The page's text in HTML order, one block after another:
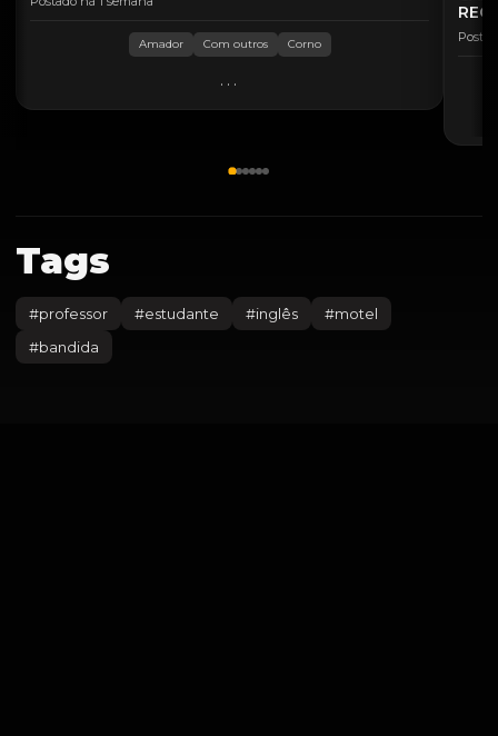
Amador Com outros Corno
...
Tags
#professor #estudante #inglês #motel
#bandida